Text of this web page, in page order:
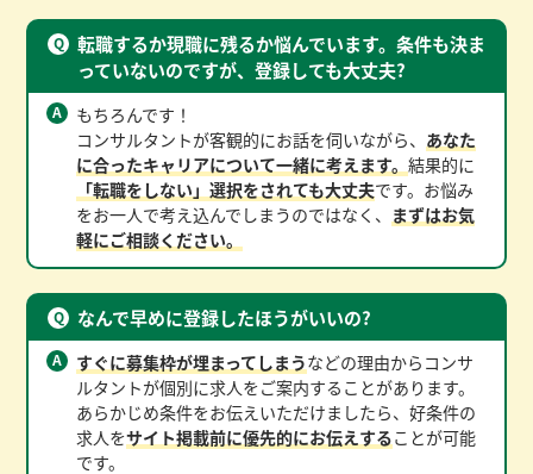
転職するか現職に残るか悩んでいます。条件も決ま
っていないのですが、登録しても大丈夫?
もちろんです！
コンサルタントが客観的にお話を伺いながら、 あなた
に合ったキャリアについて一緒に考えます。結果的に
「転職をしない」選択をされても大丈夫です。お悩み
をお一人で考え込んでしまうのではなく、 まずはお気
軽にご相談ください。
なんで早めに登録したほうがいいの?
すぐに募集枠が埋まってしまうなどの理由からコンサ
ルタントが個別に求人をご案内することがあります。
あらかじめ条件をお伝えいただけましたら、好条件の
求人をサイト掲載前に優先的にお伝えすることが可能
です。